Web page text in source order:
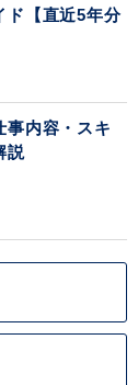
ド【直近5年分
内容・スキ
説